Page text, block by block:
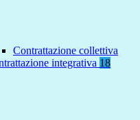
Contrattazione collettiva
integrativa 18